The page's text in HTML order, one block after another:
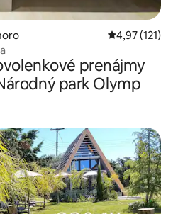
Priemerné
4,97 (121)
prenájmy
park Olymp